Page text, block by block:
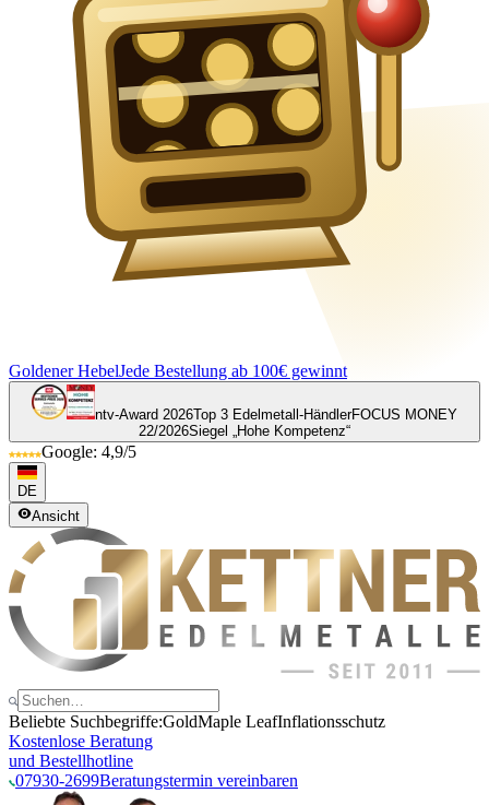
Goldener HebelJede Bestellung ab 100€ gewinnt
ntv-Award 2026Top 3 Edelmetall-HändlerFOCUS MONEY
22/2026Siegel „Hohe Kompetenz“
Google: 4,9/5
DE
Ansicht
Beliebte Suchbegriffe:GoldMaple LeafInflationsschutz
Kostenlose Beratung
und Bestellhotline
07930-2699Beratungstermin vereinbaren